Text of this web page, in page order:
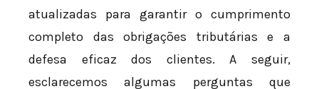
atualizadas para garantir o cumprimento
completo das obrigações tributárias e a
defesa eficaz dos clientes. A seguir,
esclarecemos algumas perguntas que